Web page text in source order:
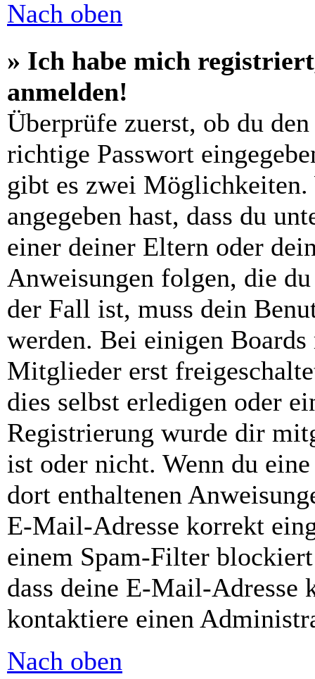
Nach oben
» Ich habe mich
anmelden!
Überprüfe zuerst, ob du
richtige Passwort
gibt es zwei
angegeben hast, dass du
einer deiner Eltern oder
Anweisungen folgen, die
der Fall ist, muss dein
werden. Bei einigen Boards
Mitglieder erst
dies selbst erledigen oder
Registrierung wurde dir
ist oder nicht. Wenn du
dort enthaltenen
E-Mail-Adresse korrekt
einem Spam-Filter
dass deine E-Mail-Adresse
kontaktiere einen
Nach oben